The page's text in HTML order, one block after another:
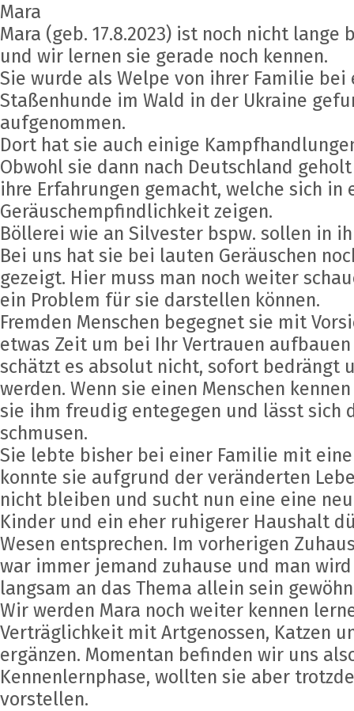
Mara
Mara (geb. 17.8.2023) ist noch nicht lange
und wir lernen sie gerade noch kennen.
Sie wurde als Welpe von ihrer Familie bei
Staßenhunde im Wald in der Ukraine
aufgenommen.
Dort hat sie auch einige
Obwohl sie dann nach Deutschland
ihre Erfahrungen gemacht, welche sich in
Geräuschempfindlichkeit zeigen.
Böllerei wie an Silvester bspw. sollen in
Bei uns hat sie bei lauten Geräuschen
gezeigt. Hier muss man noch weiter
ein Problem für sie darstellen können.
Fremden Menschen begegnet sie mit
etwas Zeit um bei Ihr Vertrauen aufbauen
schätzt es absolut nicht, sofort bedrängt
werden. Wenn sie einen Menschen
sie ihm freudig entegegen und lässt sich
schmusen.
Sie lebte bisher bei einer Familie mit
konnte sie aufgrund der veränderten
nicht bleiben und sucht nun eine eine
Kinder und ein eher ruhigerer Haushalt
Wesen entsprechen. Im vorherigen
war immer jemand zuhause und man
langsam an das Thema allein sein
Wir werden Mara noch weiter kennen
Verträglichkeit mit Artgenossen, Katzen
ergänzen. Momentan befinden wir uns
Kennenlernphase, wollten sie aber
vorstellen.